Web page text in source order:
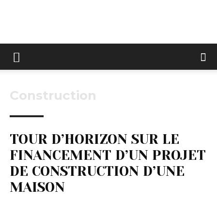
Keltravo
Construction
TOUR D’HORIZON SUR LE
FINANCEMENT D’UN PROJET
DE CONSTRUCTION D’UNE
MAISON